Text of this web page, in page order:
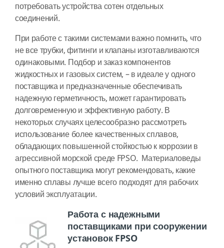
потребовать устройства сотен отдельных
соединений.
При работе с такими системами важно помнить, что
не все трубки, фитинги и клапаны изготавливаются
одинаковыми. Подбор и заказ компонентов
жидкостных и газовых систем, – в идеале у одного
поставщика и предназначенные обеспечивать
надежную герметичность, может гарантировать
долговременную и эффективную работу. В
некоторых случаях целесообразно рассмотреть
использование более качественных сплавов,
обладающих повышенной стойкостью к коррозии в
агрессивной морской среде FPSO. Материаловеды
опытного поставщика могут рекомендовать, какие
именно сплавы лучше всего подходят для рабочих
условий эксплуатации.
Работа с надежными
поставщиками при сооружении
установок FPSO